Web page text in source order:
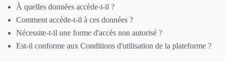
À quelles données accède-t-il ?
Comment accède-t-il à ces données ?
Nécessite-t-il une forme d'accès non autorisé ?
Est-il conforme aux Conditions d'utilisation de la plateforme ?